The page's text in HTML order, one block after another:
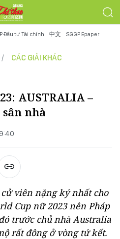
Đầu tư Tài chính 中文 SGGP Epaper
CÁC GIẢI KHÁC
AUSTRALIA –
nhà
viên nặng ký nhất cho
Cup nữ 2023 nên Pháp
trước chủ nhà Australia
rất đông ở vòng tứ kết.